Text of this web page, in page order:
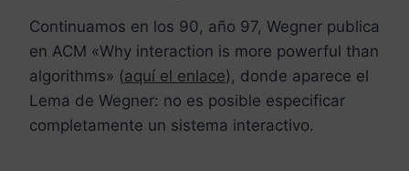
Continuamos en los 90, año 97, Wegner publica
en ACM «Why interaction is more powerful than
algorithms» (aquí el enlace), donde aparece el
Lema de Wegner: no es posible especificar
completamente un sistema interactivo.